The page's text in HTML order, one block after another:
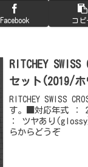
Facebook コピ
RITCHEY
セット(2019/
RITCHEY SWISS
す。■対応年式 ：
： ツヤあり
らからどうぞ